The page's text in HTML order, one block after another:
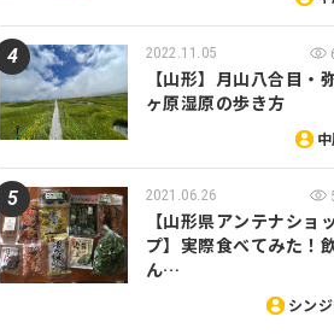
2022.11.05
【山形】月山八合目・
ヶ原湿原の歩き方
2021.06.26
【山形県アンテナショッ
プ】実際食べてみた！
ん…
シン